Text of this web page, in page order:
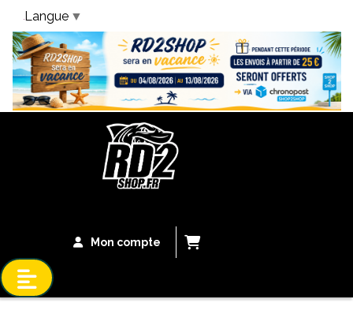
Bandeau Vacances
Mon compte
Langue ▼